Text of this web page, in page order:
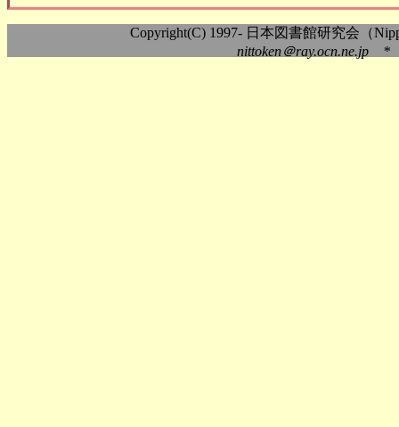
Copyright(C) 1997- 日本図書館研究会（
nittoken＠ray.ocn.ne.jp *